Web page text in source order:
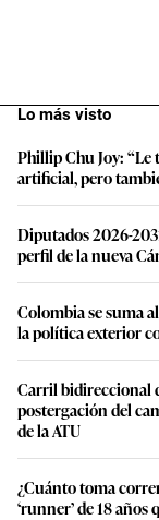
Lo más visto
Phillip Chu Joy:
artificial, pero
Diputados 2026-
perfil de la nueva
Colombia se suma
la política exterior
Carril bidireccional
postergación del
de la ATU
¿Cuánto toma
‘runner’ de 18